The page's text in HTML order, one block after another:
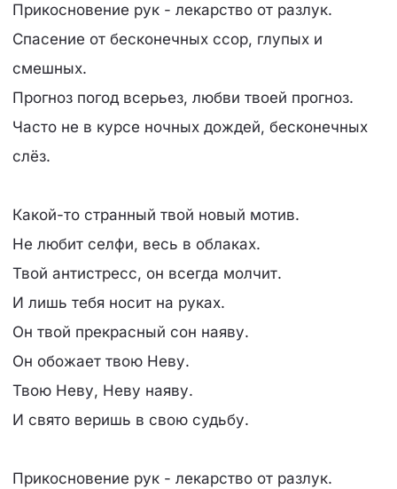
Прикосновение рук - лекарство от разлук.
Спасение от бесконечных ссор, глупых и
смешных.
Прогноз погод всерьез, любви твоей прогноз.
Часто не в курсе ночных дождей, бесконечных
слёз.
Какой-то странный твой новый мотив.
Не любит селфи, весь в облаках.
Твой антистресс, он всегда молчит.
И лишь тебя носит на руках.
Он твой прекрасный сон наяву.
Он обожает твою Неву.
Твою Неву, Неву наяву.
И свято веришь в свою судьбу.
Прикосновение рук - лекарство от разлук.